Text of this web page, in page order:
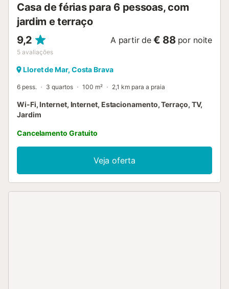
Casa de férias para 6 pessoas, com
jardim e terraço
9,2
5 avaliações
A partir de € 88 por noite
Lloret de Mar, Costa Brava
6 pess. 3 quartos 100 m² 2,1 km para a praia
Wi-Fi, Internet, Internet, Estacionamento, Terraço, TV,
Jardim
Cancelamento Gratuito
Veja oferta